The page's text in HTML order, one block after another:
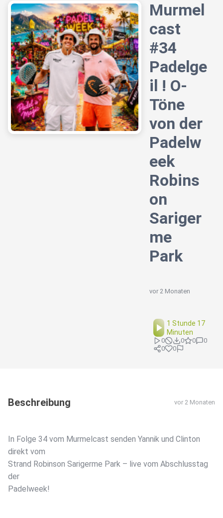
Murmel
cast
#34
Padelge
il ! O-
Töne
von der
Padelw
eek
Robins
on
Sariger
me
Park
vor 2 Monaten
1 Stunde 17
Minuten
0 0 0
0
0
0
Beschreibung vor 2 Monaten
In Folge 34 vom Murmelcast senden Yannik und Clinton
direkt vom
Strand Robinson Sarigerme Park – live vom Abschlusstag
der
Padelweek! ️